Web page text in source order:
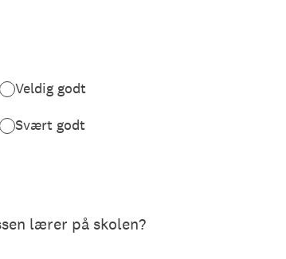
Veldig godt
Svært godt
lærer på skolen?